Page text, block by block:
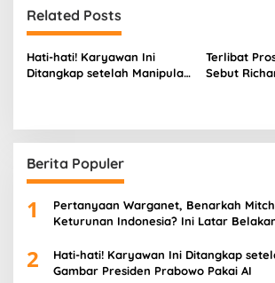
Related Posts
Hati-hati! Karyawan Ini
Ditangkap setelah Manipulasi
Terlibat
Sebut
Berita Populer
1
Pertanyaan Warganet, Benarkah
Keturunan Indonesia? Ini Latar
2
Hati-hati! Karyawan Ini Ditangkap
Gambar Presiden Prabowo Pakai AI